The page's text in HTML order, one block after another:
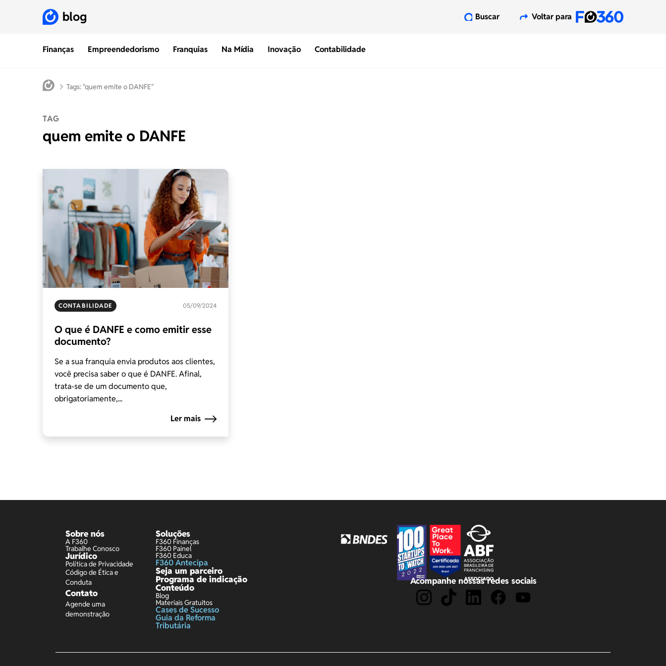
Finanças Empreendedorismo Franquias Na Mídia Inovação Contabilidade
blog Buscar Voltar para
Tags: "quem emite o DANFE"
TAG
quem emite o DANFE
CONTABILIDADE 05/09/2024
O que é DANFE e como emitir esse
documento?
Se a sua franquia envia produtos aos clientes,
você precisa saber o que é DANFE. Afinal,
trata-se de um documento que,
obrigatoriamente,...
Ler mais
Sobre nós
A F360
Trabalhe Conosco
Jurídico
Política de Privacidade
Código de Ética e
Conduta
Contato
Agende uma
demonstração
Soluções
F360 Finanças
F360 Painel
F360 Educa
F360 Antecipa
Seja um parceiro
Programa de indicação
Conteúdo
Blog
Materiais Gratuitos
Cases de Sucesso
Guia da Reforma
Tributária
Acompanhe nossas redes sociais